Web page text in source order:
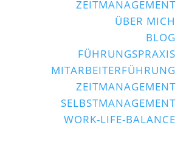
ZEITMANAGEMENT
ÜBER MICH
BLOG
FÜHRUNGSPRAXIS
MITARBEITERFÜHRUNG
ZEITMANAGEMENT
SELBSTMANAGEMENT
WORK-LIFE-BALANCE